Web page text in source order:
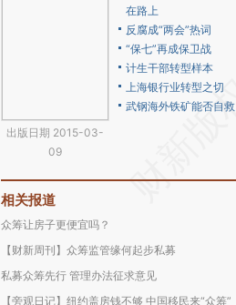
出版日期 2015-03-
09
在路上
反腐成“两会”热词
“保七”再成保卫战
计生干部转型样本
上海银行业转型之切
武钢海外铁矿能否自救
相关报道
众筹让房子更便宜吗？
【财新周刊】众筹监管缘何起步私募
私募众筹先行 管理办法征求意见
【旁观日记】纽约盖房钱不够 中国移民来“众筹”